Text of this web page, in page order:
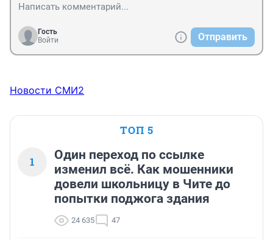
Гость
Войти
Отправить
Новости СМИ2
ТОП 5
1
Один переход по ссылке
изменил всё. Как мошенники
довели школьницу в Чите до
попытки поджога здания
24 635 47